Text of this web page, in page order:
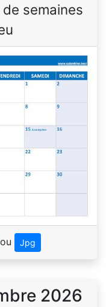
semaines
ou Jpg
2026